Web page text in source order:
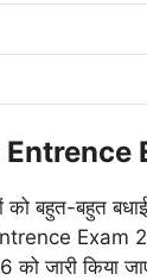
को बहुत-बहुत
Exam
को जारी